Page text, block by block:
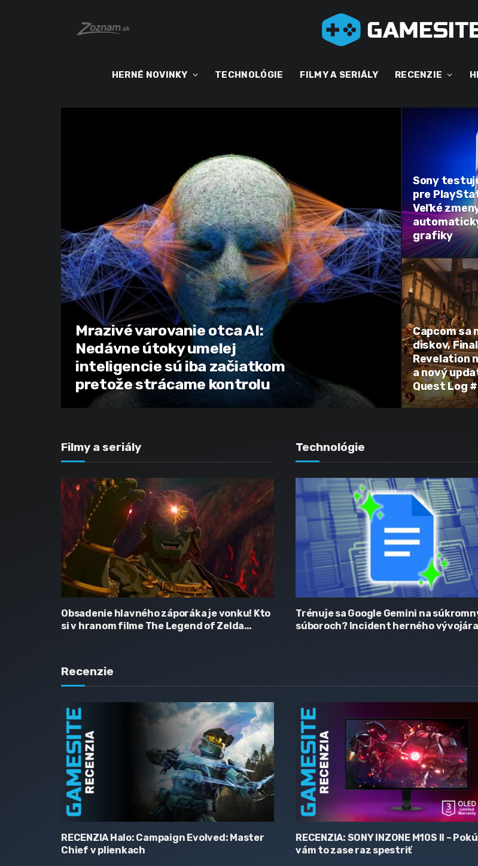
HERNÉ NOVINKY TECHNOLÓGIE FILMY A SERIÁLY RECENZIE
Mrazivé varovanie otca AI:
Nedávne útoky umelej
inteligencie sú iba začiatkom
pretože strácame kontrolu
Sony
pre
Veľké
grafiky
Capcom sa
diskov,
Revelation
a nový
Quest Log
Filmy a seriály
Obsadenie hlavného záporáka je vonku! Kto
si v hranom filme The Legend of Zelda
Technológie
Trénuje sa Google Gemini na
súboroch? Incident herného vývojára
Recenzie
RECENZIA Halo: Campaign Evolved: Master
Chief v plienkach
RECENZIA: SONY INZONE M10S II –
vám to zase raz spestriť